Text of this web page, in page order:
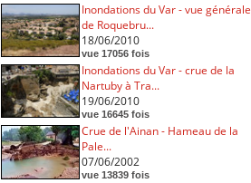
Inondations du Var - vue générale
de Roquebru...
18/06/2010
vue 17056 fois
Inondations du Var - crue de la
Nartuby à Tra...
19/06/2010
vue 16645 fois
Crue de l'Ainan - Hameau de la
Pale...
07/06/2002
vue 13839 fois